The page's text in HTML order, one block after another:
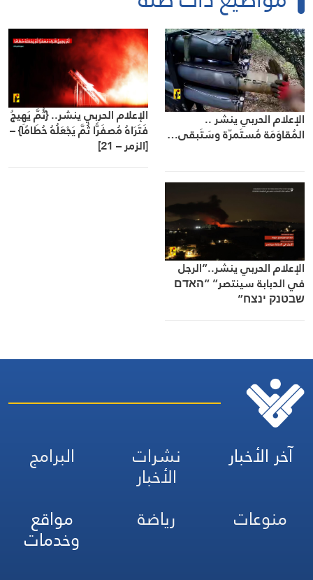
الإعلام الحربي ينشر ..
المُقاوَمَة مُستَمرّة وسَتَبقى…
الإعلام الحربي ينشر.. {ثُمَّ يَهِيجُ
فَتَرَاهُ مُصفَرًّا ثُمَّ يَجْعَلُهُ حُطَامًا} –
[الزمر – 21]
الإعلام الحربي ينشر..”الرجل
في الدبابة سينتصر” “האדם
שבטנק ינצח”
آخر الأخبار نشرات
الأخبار
البرامج
منوعات
رياضة مواقع
وخدمات